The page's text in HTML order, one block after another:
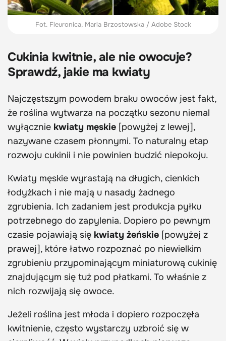
Fot. Fleuronica, Maria Brzostowska / Adobe Stock
Cukinia kwitnie, ale nie owocuje?
Sprawdź, jakie ma kwiaty
Najczęstszym powodem braku owoców jest fakt,
że roślina wytwarza na początku sezonu niemal
wyłącznie kwiaty męskie [powyżej z lewej],
nazywane czasem płonnymi. To naturalny etap
rozwoju cukinii i nie powinien budzić niepokoju.
Kwiaty męskie wyrastają na długich, cienkich
łodyżkach i nie mają u nasady żadnego
zgrubienia. Ich zadaniem jest produkcja pyłku
potrzebnego do zapylenia. Dopiero po pewnym
czasie pojawiają się kwiaty żeńskie [powyżej z
prawej], które łatwo rozpoznać po niewielkim
zgrubieniu przypominającym miniaturową cukinię
znajdującym się tuż pod płatkami. To właśnie z
nich rozwijają się owoce.
Jeżeli roślina jest młoda i dopiero rozpoczęła
kwitnienie, często wystarczy uzbroić się w